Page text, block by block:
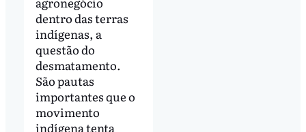
dentro das terras
indígenas, a
questão do
desmatamento.
São pautas
importantes que o
movimento
indígena tenta